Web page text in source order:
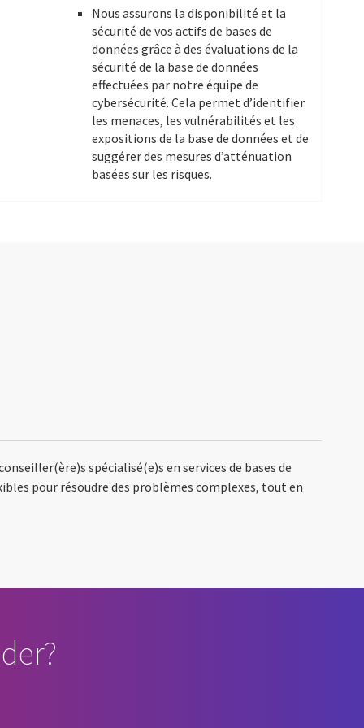
Nous assurons la disponibilité et la
sécurité de vos actifs de bases de
données grâce à des évaluations de la
sécurité de la base de données
effectuées par notre équipe de
cybersécurité. Cela permet d’identifier
les menaces, les vulnérabilités et les
expositions de la base de données et de
suggérer des mesures d’atténuation
basées sur les risques.
spécialisé(e)s en services de bases de
pour résoudre des problèmes complexes, tout en